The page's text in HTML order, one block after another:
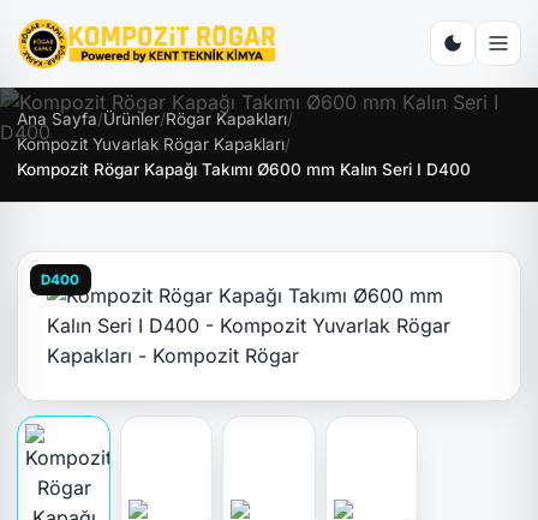
Ana Sayfa/Ürünler/Rögar Kapakları/
Kompozit Yuvarlak Rögar Kapakları/
Kompozit Rögar Kapağı Takımı Ø600 mm Kalın Seri I D400
D400